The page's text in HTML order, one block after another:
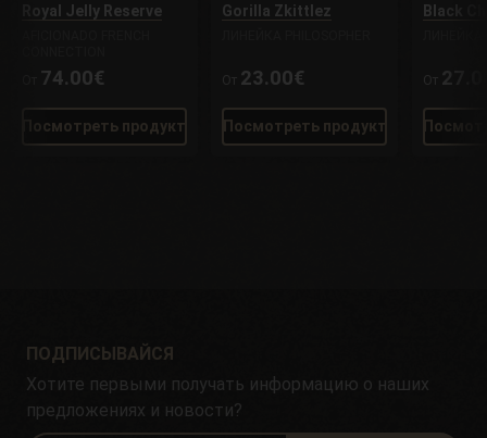
Royal Jelly Reserve
74.00€
Посмотреть продукт
Gorilla Zkittlez
От 23.00€
Посмотреть продукт
Black
От
ПОДПИСЫВАЙСЯ
Хотите первыми получать информацию о наших
предложениях и новости?